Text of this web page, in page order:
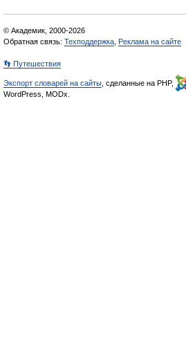
© Академик, 2000-2026
Обратная связь: Техподдержка Реклама на сайте
👣 Путешествия
Экспорт словарей на сайты , сделанные на PHP,
WordPress, MODx.